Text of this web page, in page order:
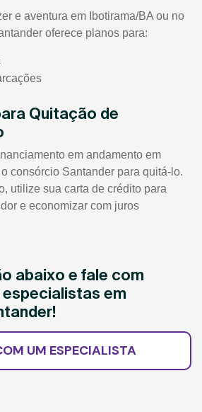
e aventura em Ibotirama/BA ou no
oferece planos para:
Quitação de
em andamento em
o consórcio Santander para quitá-lo.
utilize sua carta de crédito para
e economizar com juros
abaixo e fale com
em
UM ESPECIALISTA